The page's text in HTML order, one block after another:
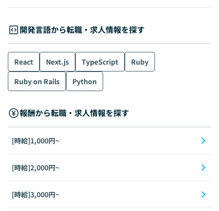
開発言語から転職・求人情報を探す
React Next.js TypeScript
Ruby
Ruby on Rails
Python
報酬から転職・求人情報を探す
[時給]1,000円~
[時給]2,000円~
[時給]3,000円~